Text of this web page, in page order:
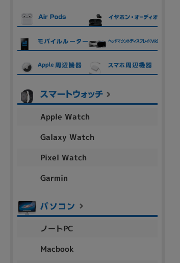
Apple Watch
Galaxy Watch
Pixel Watch
Garmin
ノートPC
Macbook
ランク
商品状態の絞り込み
新品/未使用 中古 新品
容量
~